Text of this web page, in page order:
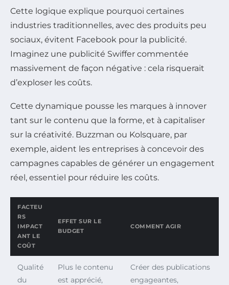
Cette logique explique pourquoi certaines
industries traditionnelles, avec des produits peu
sociaux, évitent Facebook pour la publicité.
Imaginez une publicité Swiffer commentée
massivement de façon négative : cela risquerait
d’exploser les coûts.
Cette dynamique pousse les marques à innover
tant sur le contenu que la forme, et à capitaliser
sur la créativité. Buzzman ou Kolsquare, par
exemple, aident les entreprises à concevoir des
campagnes capables de générer un engagement
réel, essentiel pour réduire les coûts.
FACTEU
RS
IMPACT
ANT LE
COÛT
EFFET SUR LE
BUDGET
COMMENT AGIR
Qualité
du
Plus le contenu
est apprécié,
Créer des publications
engageantes,